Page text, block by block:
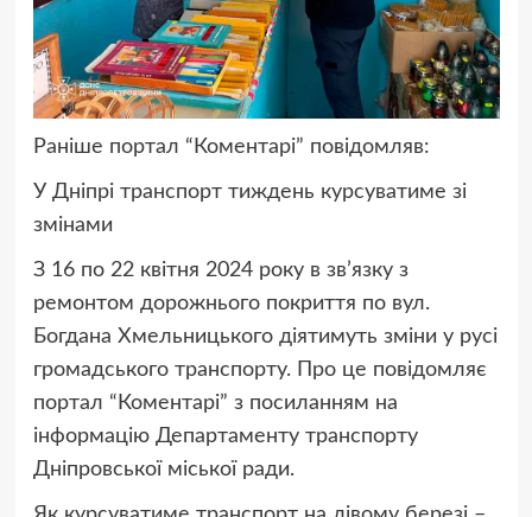
Раніше портал “Коментарі” повідомляв:
У Дніпрі транспорт тиждень курсуватиме зі
змінами
З 16 по 22 квітня 2024 року в зв’язку з
ремонтом дорожнього покриття по вул.
Богдана Хмельницького діятимуть зміни у русі
громадського транспорту. Про це повідомляє
портал “Коментарі” з посиланням на
інформацію Департаменту транспорту
Дніпровської міської ради.